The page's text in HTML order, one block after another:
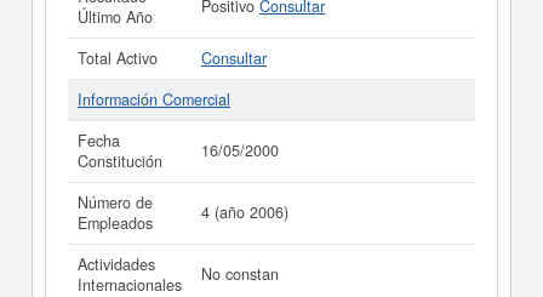
Último Año
Positivo Consultar
Total Activo
Consultar
Información Comercial
Fecha
Constitución
16/05/2000
Número de
Empleados
4 (año 2006)
Actividades
Internacionales
No constan